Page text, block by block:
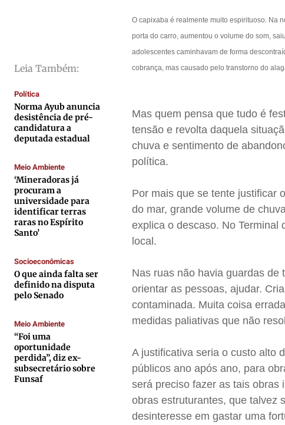
Colunas
Gustavo Bastos
Jr Mignone (in memorian)
Wanda Sily
Publicidade Legal
Anuncie
Quem Somos
Contato
Anuncie
Termos de Uso
Privacidade
Colunas
Gustavo Bastos
Jr Mignone (in memorian)
Wanda Sily
Publicidade Legal
Anuncie
Quem Somos
Contato
Anuncie
Termos de Uso
Privacidade
Colunas
Gustavo Bastos
Jr Mignone (in memorian)
Wanda Sily
Publicidade Legal
Anuncie
Quem Somos
Contato
Anuncie
Termos de Uso
Privacidade
Colunas
Gustavo Bastos
Jr Mignone (in memorian)
Wanda Sily
Publicidade Legal
Anuncie
Quem Somos
Contato
Anuncie
Termos de Uso
Privacidade
Leia Também:
Política
Norma Ayub anuncia
desistência de pré-
candidatura a
deputada estadual
Meio Ambiente
‘Mineradoras já
procuram a
universidade para
identificar terras
raras no Espírito
Santo’
Socioeconômicas
O que ainda falta ser
definido na disputa
pelo Senado
Meio Ambiente
“Foi uma
oportunidade
perdida”, diz ex-
subsecretário sobre
Funsaf
O capixaba é realmente muito espirituoso. Na
porta do carro, aumentou o volume do som,
adolescentes caminhavam de forma
cobrança, mas causado pelo transtorno do
Mas quem pensa que tudo é
tensão e revolta daquela
chuva e sentimento de
política.
Por mais que se tente justificar
do mar, grande volume de
explica o descaso. No Terminal
local.
Nas ruas não havia guardas de
orientar as pessoas, ajudar.
contaminada. Muita coisa
medidas paliativas que não
A justificativa seria o custo alto
públicos ano após ano, para
será preciso fazer as tais obras
obras estruturantes, que talvez
desinteresse em gastar uma